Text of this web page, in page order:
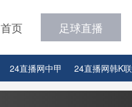
首页 足球直播
24直播网中甲 24直播网韩K联